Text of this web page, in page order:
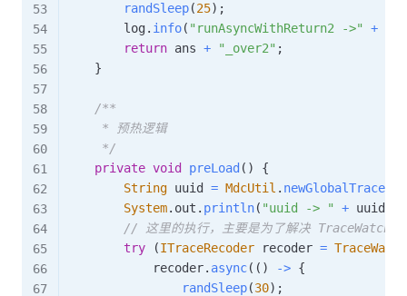
randSleep(25) ;
        log
. info( "runAsyncWithReturn2 ->" +
return ans + "_over2" ;
}
/**
     * 预热逻辑
     */
private void preLoad ( )
{
String uuid = MdcUtil . newGlobalTraceId
System. out . println( "uuid -> " + uuid
// 这里的执行，主要是为了解决 TraceWatch等
try
(ITraceRecoder recoder = TraceWatch
            recoder
. async( ( ) -> {
randSleep(30) ;